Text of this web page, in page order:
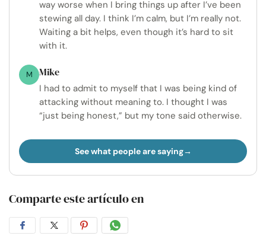
way worse when I bring things up after I’ve been
stewing all day. I think I’m calm, but I’m really not.
Waiting a bit helps, even though it’s hard to sit
with it.
M Mike
I had to admit to myself that I was being kind of
attacking without meaning to. I thought I was
“just being honest,” but my tone said otherwise.
See what people are saying
Comparte este artículo en
CompartirCompartirCompartirCompartir